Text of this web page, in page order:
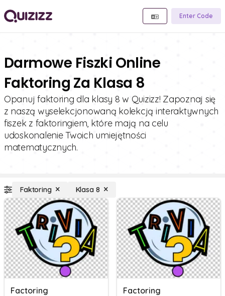
Enter Code
Darmowe Fiszki Online
Faktoring Za Klasa 8
Opanuj faktoring dla klasy 8 w Quizizz! Zapoznaj się
z naszą wyselekcjonowaną kolekcją interaktywnych
fiszek z faktoringiem, które mają na celu
udoskonalenie Twoich umiejętności
matematycznych.
Faktoring Klasa 8
Factoring Factoring